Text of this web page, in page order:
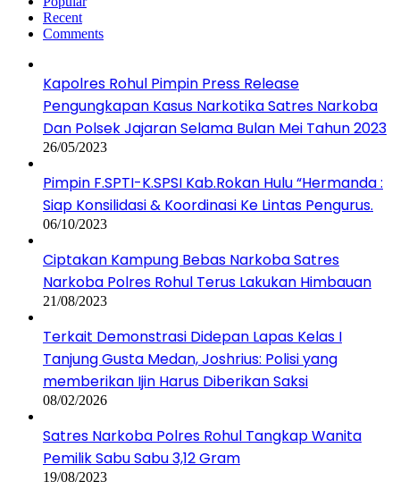
Recent
Comments
Kapolres Rohul Pimpin Press Release
Pengungkapan Kasus Narkotika Satres Narkoba
Dan Polsek Jajaran Selama Bulan Mei Tahun 2023
26/05/2023
Pimpin F.SPTI-K.SPSI Kab.Rokan Hulu “Hermanda :
Siap Konsilidasi & Koordinasi Ke Lintas Pengurus.
06/10/2023
Ciptakan Kampung Bebas Narkoba Satres
Narkoba Polres Rohul Terus Lakukan Himbauan
21/08/2023
Terkait Demonstrasi Didepan Lapas Kelas I
Tanjung Gusta Medan, Joshrius: Polisi yang
memberikan Ijin Harus Diberikan Saksi
08/02/2026
Satres Narkoba Polres Rohul Tangkap Wanita
Pemilik Sabu Sabu 3,12 Gram
19/08/2023